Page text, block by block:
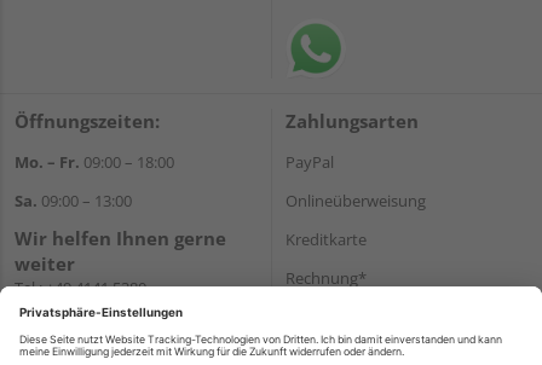
Öffnungszeiten:
Mo. – Fr. 09:00 – 18:00
Sa. 09:00 – 13:00
Wir helfen Ihnen gerne
weiter
Tel.:+49 4141 5380
E-Mail:shop@holzland-funk.de
WhatsApp
Zahlungsarten
PayPal
Onlineüberweisung
Kreditkarte
Rechnung*
Versand